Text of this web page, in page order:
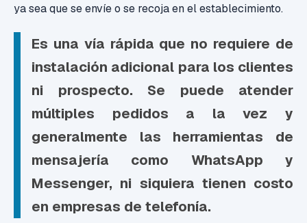
ya sea que se envíe o se recoja en el establecimiento.
Es una vía rápida que no requiere de
instalación adicional para los clientes
ni prospecto. Se puede atender
múltiples pedidos a la vez y
generalmente las herramientas de
mensajería como WhatsApp y
Messenger, ni siquiera tienen costo
en empresas de telefonía.